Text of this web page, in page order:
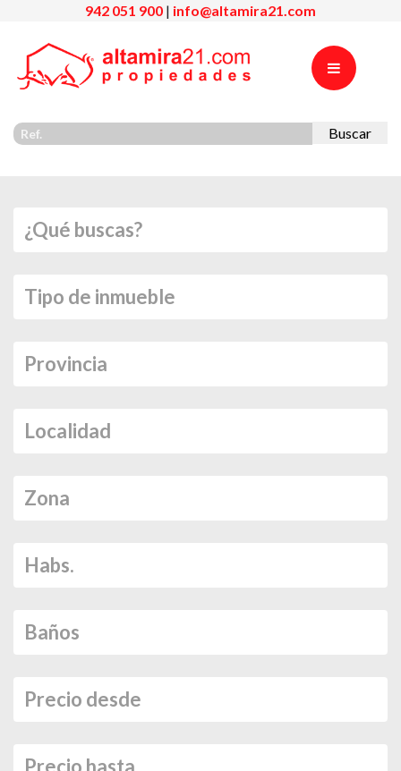
942 051 900 | info@altamira21.com
Buscar